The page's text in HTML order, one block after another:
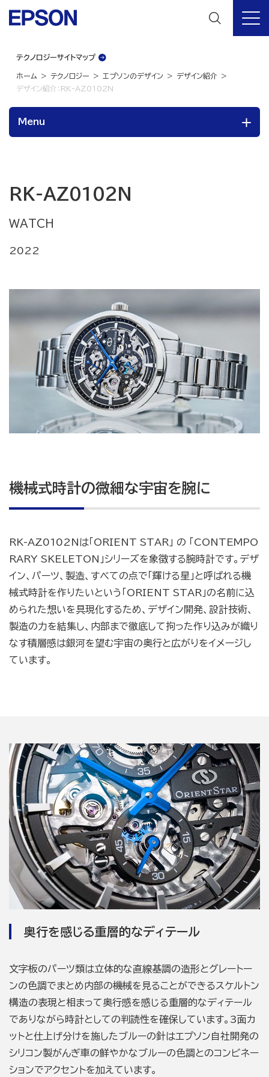
テクノロジーサイトマップ
ホーム テクノロジー エプソンのデザイン
デザイン紹介
デザイン紹介：RK-AZ0102N
Menu
RK-AZ0102N
WATCH
2022
機械式時計の微細な宇宙を腕に
RK-AZ0102Nは「ORIENT STAR」 の 「CONTEMPO
RARY SKELETON」シリーズを象徴する腕時計です。デザ
イン、パーツ、製造、すべての点で「輝ける星」と呼ばれる機
械式時計を作りたいという「ORIENT STAR」の名前に込
められた想いを具現化するため、デザイン開発、設計技術、
製造の力を結集し、内部まで徹底して拘った作り込みが織り
なす積層感は銀河を望む宇宙の奥行と広がりをイメージし
ています。
奥行を感じる重層的なディテール
文字板のパーツ類は立体的な直線基調の造形とグレートー
ンの色調でまとめ内部の機械を見ることができるスケルトン
構造の表現と相まって奥行感を感じる重層的なディテール
でありながら時計としての判読性を確保しています。3面カ
ットと仕上げ分けを施したブルーの針はエプソン自社開発の
シリコン製がんぎ車の鮮やかなブルーの色調とのコンビネー
ションでアクセントを加えています。